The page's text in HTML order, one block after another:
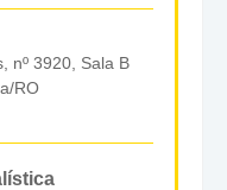
nº 3920, Sala B
RO